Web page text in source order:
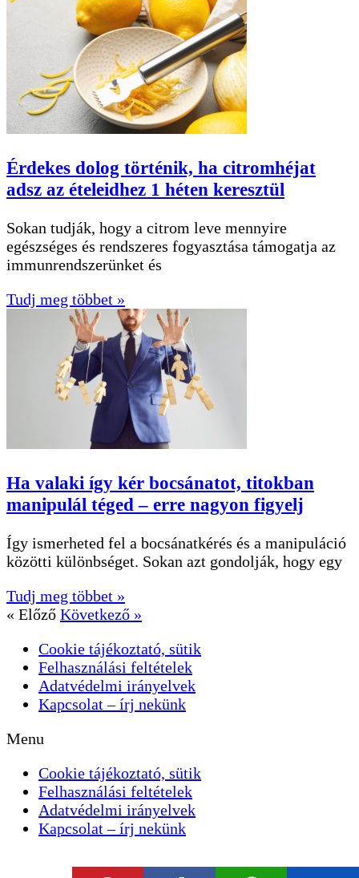
Érdekes dolog történik, ha citromhéjat
adsz az ételeidhez 1 héten keresztül
Sokan tudják, hogy a citrom leve mennyire
egészséges és rendszeres fogyasztása támogatja az
immunrendszerünket és
Tudj meg többet »
Ha valaki így kér bocsánatot, titokban
manipulál téged – erre nagyon figyelj
Így ismerheted fel a bocsánatkérés és a manipuláció
közötti különbséget. Sokan azt gondolják, hogy egy
Tudj meg többet »
« Előző Következő »
Cookie tájékoztató, sütik
Felhasználási feltételek
Adatvédelmi irányelvek
Kapcsolat – írj nekünk
Menu
Cookie tájékoztató, sütik
Felhasználási feltételek
Adatvédelmi irányelvek
Kapcsolat – írj nekünk